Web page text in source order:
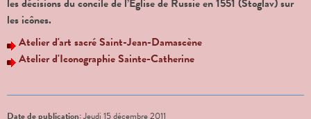
les décisions du concile de l’Église de Russie en 1551 (Stoglav) sur
les icônes.
Atelier d'art sacré Saint-Jean-Damascène
Atelier d'Iconographie Sainte-Catherine